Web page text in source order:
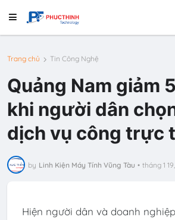
Trang chủ Tin Công Nghệ
Quảng Nam giảm
khi người dân
dịch vụ công trực
by Linh Kiện Máy Tính Vũng Tàu • tháng 1
Hiện người dân và doanh